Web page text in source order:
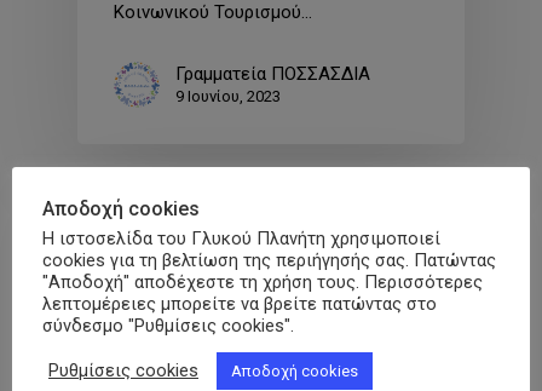
Κοινωνικού Τουρισμού…
Γραμματεία ΠΟΣΣΑΣΔΙΑ
9 Ιουνίου, 2023
Pinned Εκπαίδευση
Εκπαιδευτικά Μαθήματα Νέα
Με επιτυχία πραγματοποιήθηκε
το διήμερο εκπαιδευτικό
σεμινάριο της ΠΟΣΣΑΣΔΙΑ για
Αποδοχή cookies
Η ιστοσελίδα του Γλυκού Πλανήτη χρησιμοποιεί
cookies για τη βελτίωση της περιήγησής σας. Πατώντας
"Αποδοχή" αποδέχεστε τη χρήση τους. Περισσότερες
λεπτομέρειες μπορείτε να βρείτε πατώντας στο
σύνδεσμο "Ρυθμίσεις cookies".
Ρυθμίσεις cookies Αποδοχή cookies